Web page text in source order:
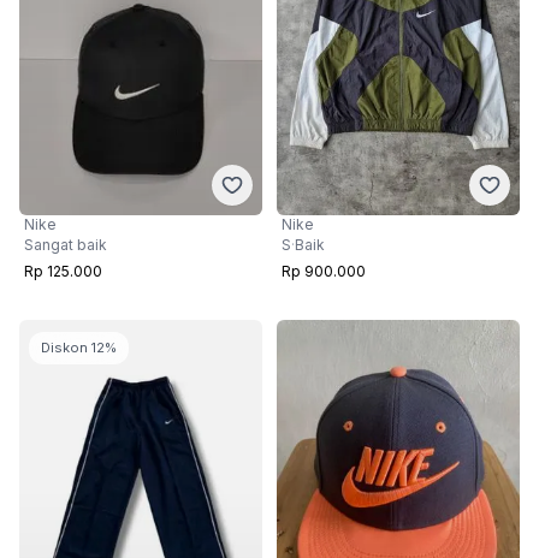
Nike
Sangat baik
Rp 125.000
Nike
S·Baik
Rp 900.000
Diskon 12%